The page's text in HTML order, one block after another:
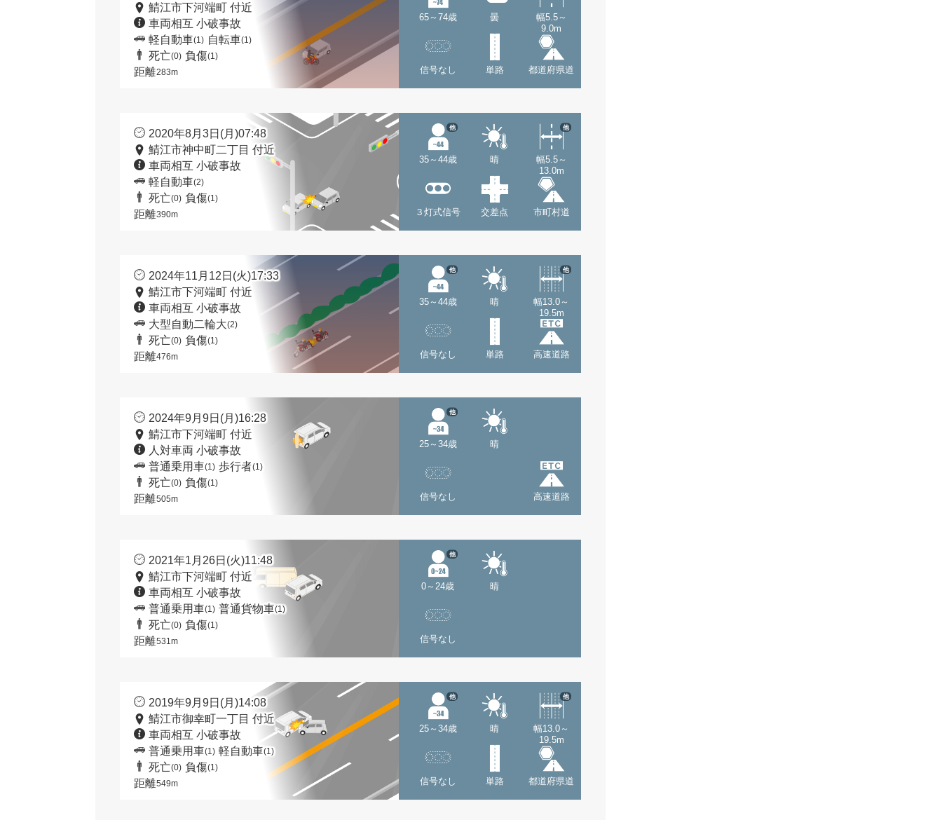
鯖江市下河端町 付近
車両相互 小破事故
軽自動車(1) 自転車(1)
死亡(0) 負傷(1)
距離283m
65～74歳 曇
幅5.5～
9.0m
信号なし 単路 都道府県道
2020年8月3日(月)07:48
鯖江市神中町二丁目 付近
車両相互 小破事故
軽自動車(2)
死亡(0) 負傷(1)
距離390m
35～44歳
他
晴
幅5.5～
13.0m
他
３灯式信号 交差点 市町村道
2024年11月12日(火)17:33
鯖江市下河端町 付近
車両相互 小破事故
大型自動二輪大(2)
死亡(0) 負傷(1)
距離476m
35～44歳
他
晴
幅13.0～
19.5m
他
信号なし 単路 高速道路
2024年9月9日(月)16:28
鯖江市下河端町 付近
人対車両 小破事故
普通乗用車(1) 歩行者(1)
死亡(0) 負傷(1)
距離505m
25～34歳
他
晴
信号なし 高速道路
2021年1月26日(火)11:48
鯖江市下河端町 付近
車両相互 小破事故
普通乗用車(1) 普通貨物車(1)
死亡(0) 負傷(1)
距離531m
0～24歳
他
晴
信号なし
2019年9月9日(月)14:08
鯖江市御幸町一丁目 付近
車両相互 小破事故
普通乗用車(1) 軽自動車(1)
死亡(0) 負傷(1)
距離549m
25～34歳
他
晴
幅13.0～
19.5m
他
信号なし 単路 都道府県道